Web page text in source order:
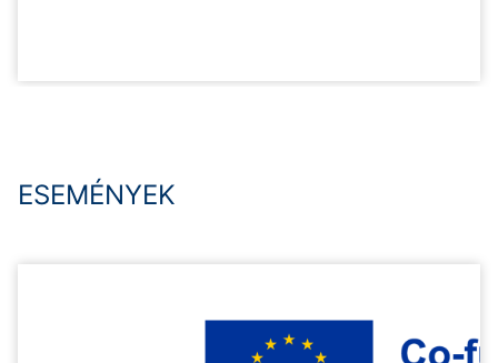
ESEMÉNYEK